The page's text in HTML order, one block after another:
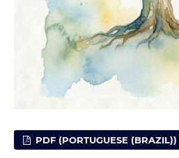
PDF (PORTUGUESE (BRAZIL))